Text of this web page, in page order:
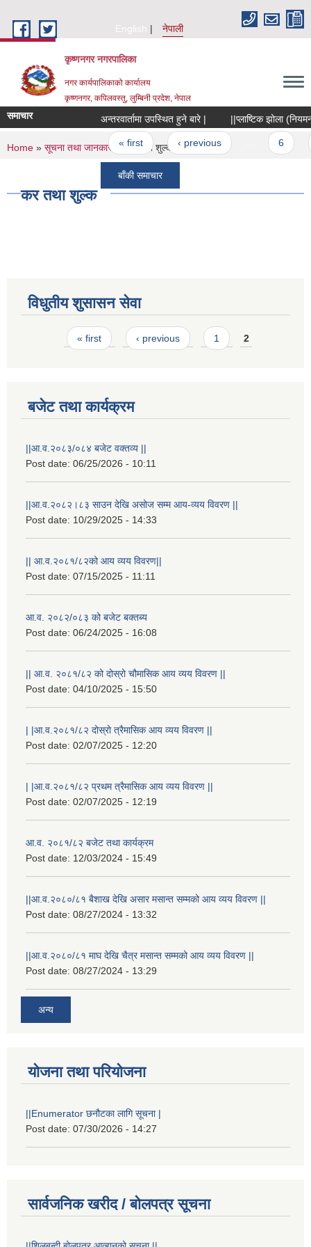
English
नेपाली
कृष्णनगर नगरपालिका
नगर कार्यपालिकाको कार्यालय
कृष्णनगर, कपिलवस्तु, लुम्बिनी प्रदेश, नेपाल
समाचार अन्तरवार्तामा उपस्थित हुने बारे | ||प्लाष्टिक झोला (नियमन
Pages
« first ‹ previous
बाँकी समाचार
You are here
Home » सूचना तथा जानकारी » कर तथा शुल्क
कर तथा शुल्क
विधुतीय शुसासन सेवा
Pages« first ‹ previous 1 2
बजेट तथा कार्यक्रम
||आ.व.२०८३/०८४ बजेट वक्तव्य ||
Post date: 06/25/2026 - 10:11
||आ.व.२०८२।८३ साउन देखि असोज सम्म आय-व्यय विवरण ||
Post date: 10/29/2025 - 14:33
|| आ.व.२०८१/८२को आय व्यय विवरण||
Post date: 07/15/2025 - 11:11
आ.व. २०८२/०८३ को बजेट बक्तब्य
Post date: 06/24/2025 - 16:08
|| आ.व. २०८१/८२ को दोस्रो चौमासिक आय व्यय विवरण ||
Post date: 04/10/2025 - 15:50
| |आ.व.२०८१/८२ दोस्रो त्रैमासिक आय व्यय विवरण ||
Post date: 02/07/2025 - 12:20
| |आ.व.२०८१/८२ प्रथम त्रैमासिक आय व्यय विवरण ||
Post date: 02/07/2025 - 12:19
आ.व. २०८१/८२ बजेट तथा कार्यक्रम
Post date: 12/03/2024 - 15:49
||आ.व.२०८०/८१ बैशाख देखि असार मसान्त सम्मको आय व्यय विवरण ||
Post date: 08/27/2024 - 13:32
||आ.व.२०८०/८१ माघ देखि चैत्र मसान्त सम्मको आय व्यय विवरण ||
Post date: 08/27/2024 - 13:29
अन्य
योजना तथा परियोजना
||Enumerator छनौटका लागि सूचना |
Post date: 07/30/2026 - 14:27
सार्वजनिक खरीद / बोलपत्र सूचना